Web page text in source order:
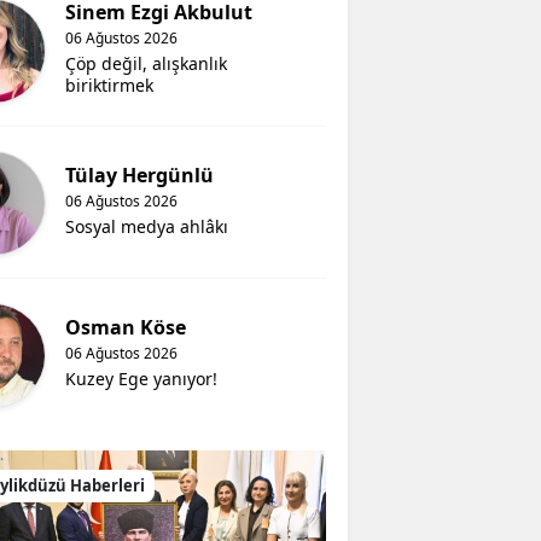
Sinem Ezgi Akbulut
06 Ağustos 2026
Çöp değil, alışkanlık
biriktirmek
Tülay Hergünlü
06 Ağustos 2026
Sosyal medya ahlâkı
Osman Köse
06 Ağustos 2026
Kuzey Ege yanıyor!
Haberleri